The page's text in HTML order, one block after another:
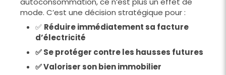
mode. C’est une décision stratégique pour :
✅ Réduire immédiatement sa facture
d’électricité
✅ Se protéger contre les hausses futures
✅ Valoriser son bien immobilier